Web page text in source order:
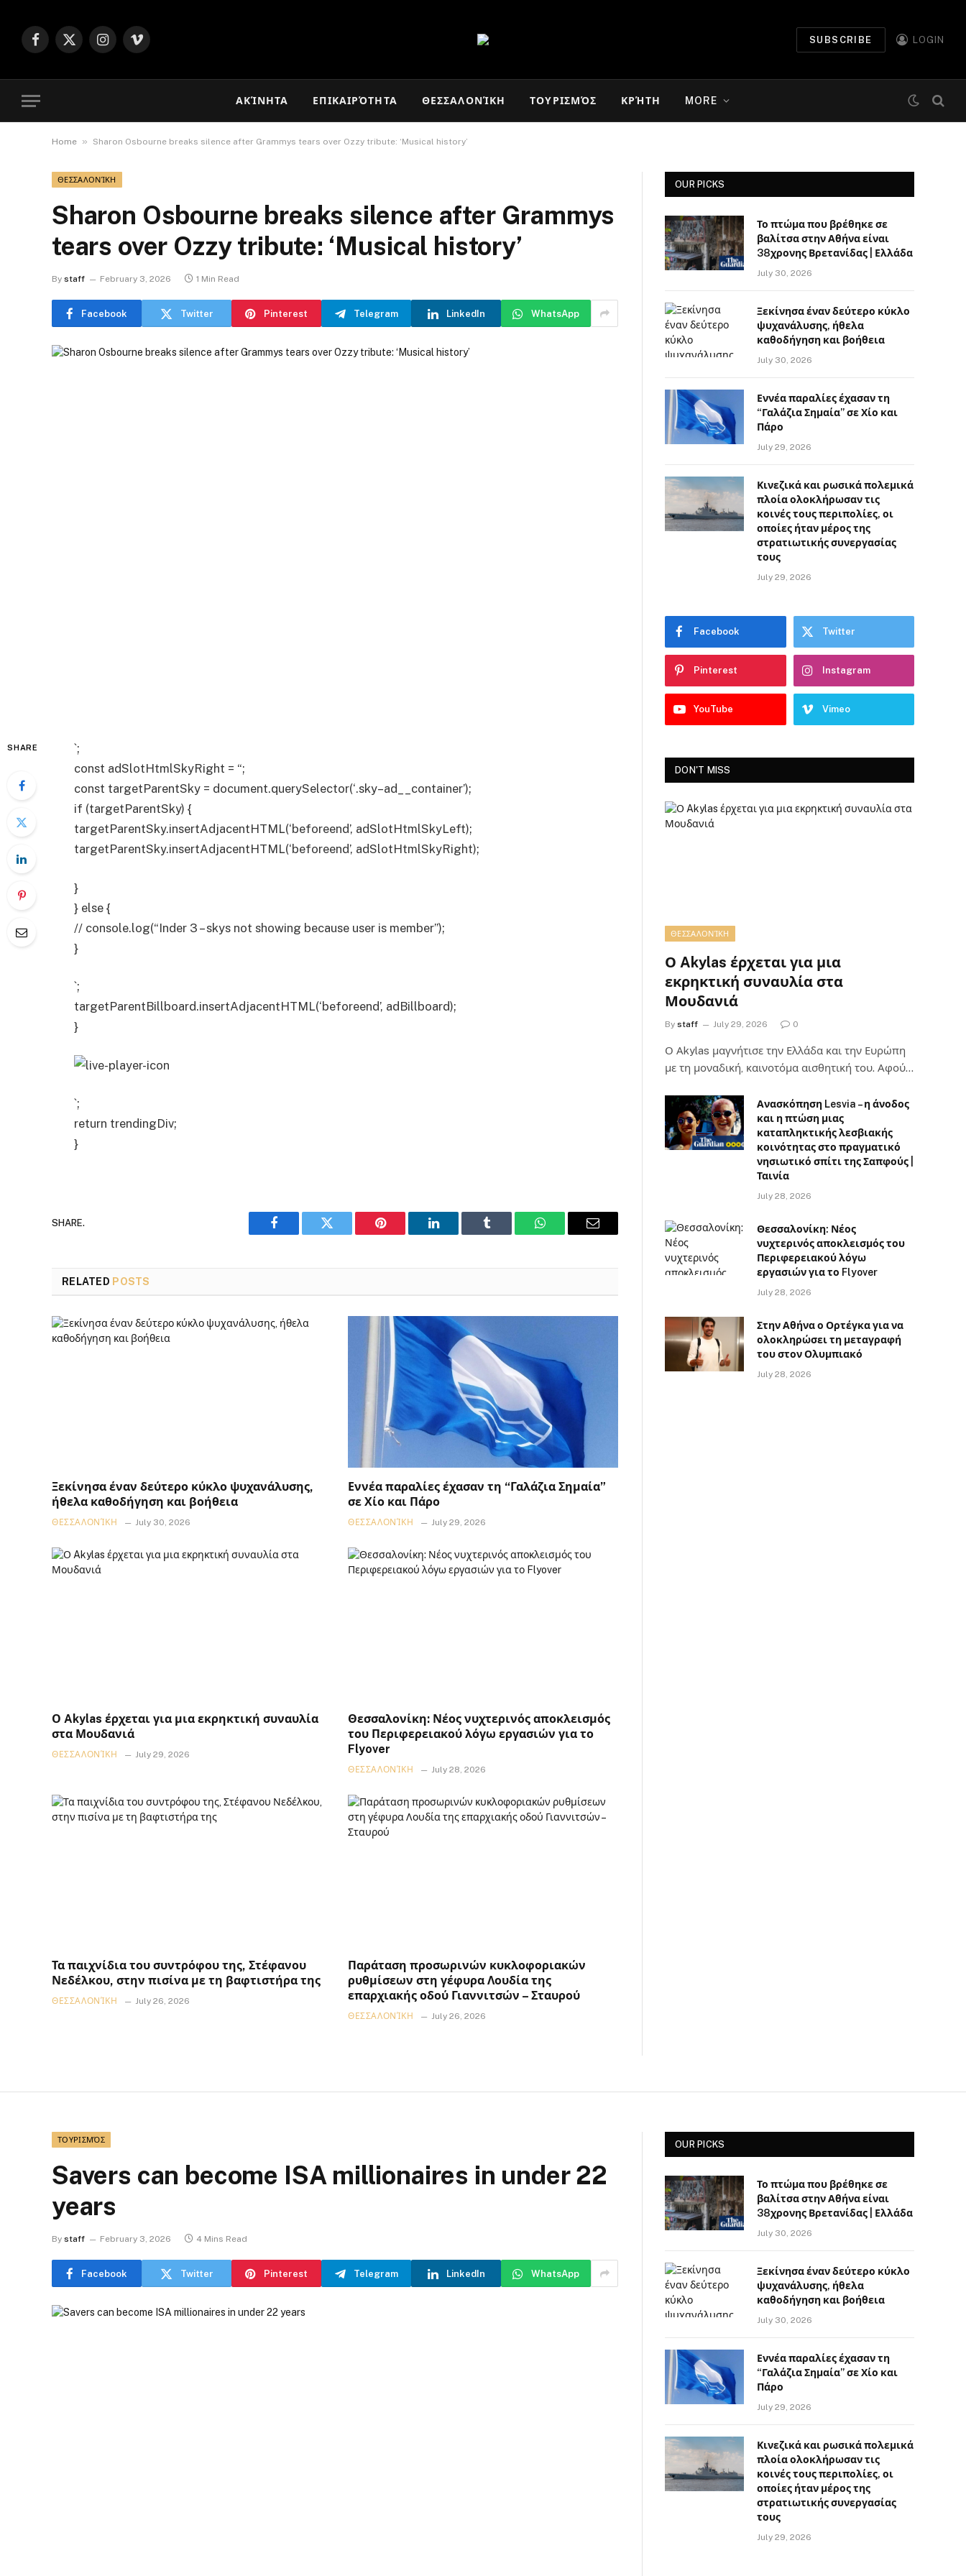
Facebook
X
Instagram
Vimeo
SUBSCRIBE LOGIN
ΑΚΊΝΗΤΑ ΕΠΙΚΑΙΡΌΤΗΤΑ ΘΕΣΣΑΛΟΝΊΚΗ ΤΟΥΡΙΣΜΌΣ ΚΡΉΤΗ MORE
Home » Sharon Osbourne breaks silence after Grammys tears over Ozzy tribute: ‘Musical history’
ΘΕΣΣΑΛΟΝΊΚΗ
Sharon Osbourne breaks silence after Grammys
tears over Ozzy tribute: ‘Musical history’
By staff February 3, 2026 1 Min Read
Facebook Twitter Pinterest Telegram LinkedIn WhatsApp
SHARE
`;
const adSlotHtmlSkyRight = “;
const targetParentSky = document.querySelector(‘.sky–ad__container’);
if (targetParentSky) {
targetParentSky.insertAdjacentHTML(‘beforeend’, adSlotHtmlSkyLeft);
targetParentSky.insertAdjacentHTML(‘beforeend’, adSlotHtmlSkyRight);
}
} else {
// console.log(“Inder 3 – skys not showing because user is member”);
}
`;
targetParentBillboard.insertAdjacentHTML(‘beforeend’, adBillboard);
}
`;
return trendingDiv;
}
SHARE.
Facebook Twitter Pinterest LinkedIn Tumblr WhatsAppEmail
RELATED POSTS
Ξεκίνησα έναν δεύτερο κύκλο ψυχανάλυσης,
ήθελα καθοδήγηση και βοήθεια
ΘΕΣΣΑΛΟΝΊΚΗ July 30, 2026
Εννέα παραλίες έχασαν τη “Γαλάζια Σημαία”
σε Χίο και Πάρο
ΘΕΣΣΑΛΟΝΊΚΗ July 29, 2026
Ο Akylas έρχεται για μια εκρηκτική συναυλία
στα Μουδανιά
ΘΕΣΣΑΛΟΝΊΚΗ July 29, 2026
Θεσσαλονίκη: Νέος νυχτερινός αποκλεισμός
του Περιφερειακού λόγω εργασιών για το
Flyover
ΘΕΣΣΑΛΟΝΊΚΗ July 28, 2026
Τα παιχνίδια του συντρόφου της, Στέφανου
Νεδέλκου, στην πισίνα με τη βαφτιστήρα της
ΘΕΣΣΑΛΟΝΊΚΗ July 26, 2026
Παράταση προσωρινών κυκλοφοριακών
ρυθμίσεων στη γέφυρα Λουδία της
επαρχιακής οδού Γιαννιτσών – Σταυρού
ΘΕΣΣΑΛΟΝΊΚΗ July 26, 2026
OUR PICKS
Το πτώμα που βρέθηκε σε
βαλίτσα στην Αθήνα είναι
38χρονης Βρετανίδας | Ελλάδα
July 30, 2026
Ξεκίνησα έναν δεύτερο κύκλο
ψυχανάλυσης, ήθελα
καθοδήγηση και βοήθεια
July 30, 2026
Εννέα παραλίες έχασαν τη
“Γαλάζια Σημαία” σε Χίο και
Πάρο
July 29, 2026
Κινεζικά και ρωσικά πολεμικά
πλοία ολοκλήρωσαν τις
κοινές τους περιπολίες, οι
οποίες ήταν μέρος της
στρατιωτικής συνεργασίας
τους
July 29, 2026
Facebook Twitter
Pinterest Instagram
YouTube Vimeo
DON'T MISS
ΘΕΣΣΑΛΟΝΊΚΗ
Ο Akylas έρχεται για μια
εκρηκτική συναυλία στα
Μουδανιά
By staff July 29, 2026 0
Ο Αkylas μαγνήτισε την Ελλάδα και την Ευρώπη
με τη μοναδική, καινοτόμα αισθητική του. Αφού…
Ανασκόπηση Lesvia – η άνοδος
και η πτώση μιας
καταπληκτικής λεσβιακής
κοινότητας στο πραγματικό
νησιωτικό σπίτι της Σαπφούς |
Ταινία
July 28, 2026
Θεσσαλονίκη: Νέος
νυχτερινός αποκλεισμός του
Περιφερειακού λόγω
εργασιών για το Flyover
July 28, 2026
Στην Αθήνα ο Ορτέγκα για να
ολοκληρώσει τη μεταγραφή
του στον Ολυμπιακό
July 28, 2026
ΤΟΥΡΙΣΜΌΣ
Savers can become ISA millionaires in under 22
years
By staff February 3, 2026 4 Mins Read
Facebook Twitter Pinterest Telegram LinkedIn WhatsApp
OUR PICKS
Το πτώμα που βρέθηκε σε
βαλίτσα στην Αθήνα είναι
38χρονης Βρετανίδας | Ελλάδα
July 30, 2026
Ξεκίνησα έναν δεύτερο κύκλο
ψυχανάλυσης, ήθελα
καθοδήγηση και βοήθεια
July 30, 2026
Εννέα παραλίες έχασαν τη
“Γαλάζια Σημαία” σε Χίο και
Πάρο
July 29, 2026
Κινεζικά και ρωσικά πολεμικά
πλοία ολοκλήρωσαν τις
κοινές τους περιπολίες, οι
οποίες ήταν μέρος της
στρατιωτικής συνεργασίας
τους
July 29, 2026